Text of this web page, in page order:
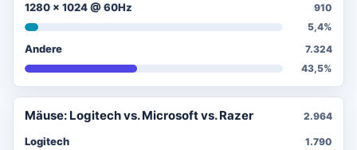
1280 x 1024 @ 60Hz
910
5,4%
Andere
7.324
43,5%
Mäuse: Logitech vs. Microsoft vs. Razer 2.964
Logitech
1.790